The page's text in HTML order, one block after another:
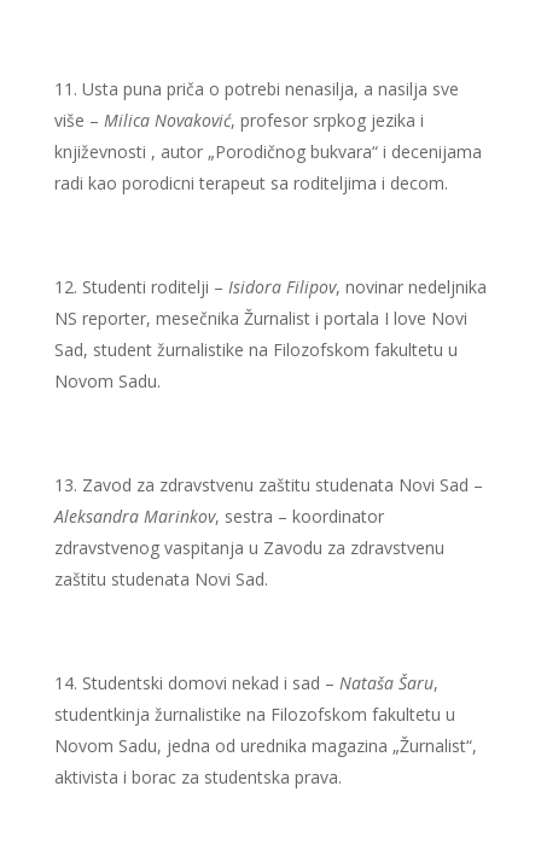
Usta puna priča o potrebi nenasilja, a nasilja sve
više – Milica Novaković, profesor srpkog jezika i
književnosti , autor „Porodičnog bukvara“ i decenijama
radi kao porodicni terapeut sa roditeljima i decom.
Studenti roditelji – Isidora Filipov, novinar nedeljnika
NS reporter, mesečnika Žurnalist i portala I love Novi
Sad, student žurnalistike na Filozofskom fakultetu u
Novom Sadu.
Zavod za zdravstvenu zaštitu studenata Novi Sad –
Aleksandra Marinkov, sestra – koordinator
zdravstvenog vaspitanja u Zavodu za zdravstvenu
zaštitu studenata Novi Sad.
Studentski domovi nekad i sad – Nataša Šaru,
studentkinja žurnalistike na Filozofskom fakultetu u
Novom Sadu, jedna od urednika magazina „Žurnalist“,
aktivista i borac za studentska prava.